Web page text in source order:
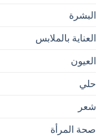
البشرة
العناية بالملابس
العيون
حلي
شعر
صحة المرأة